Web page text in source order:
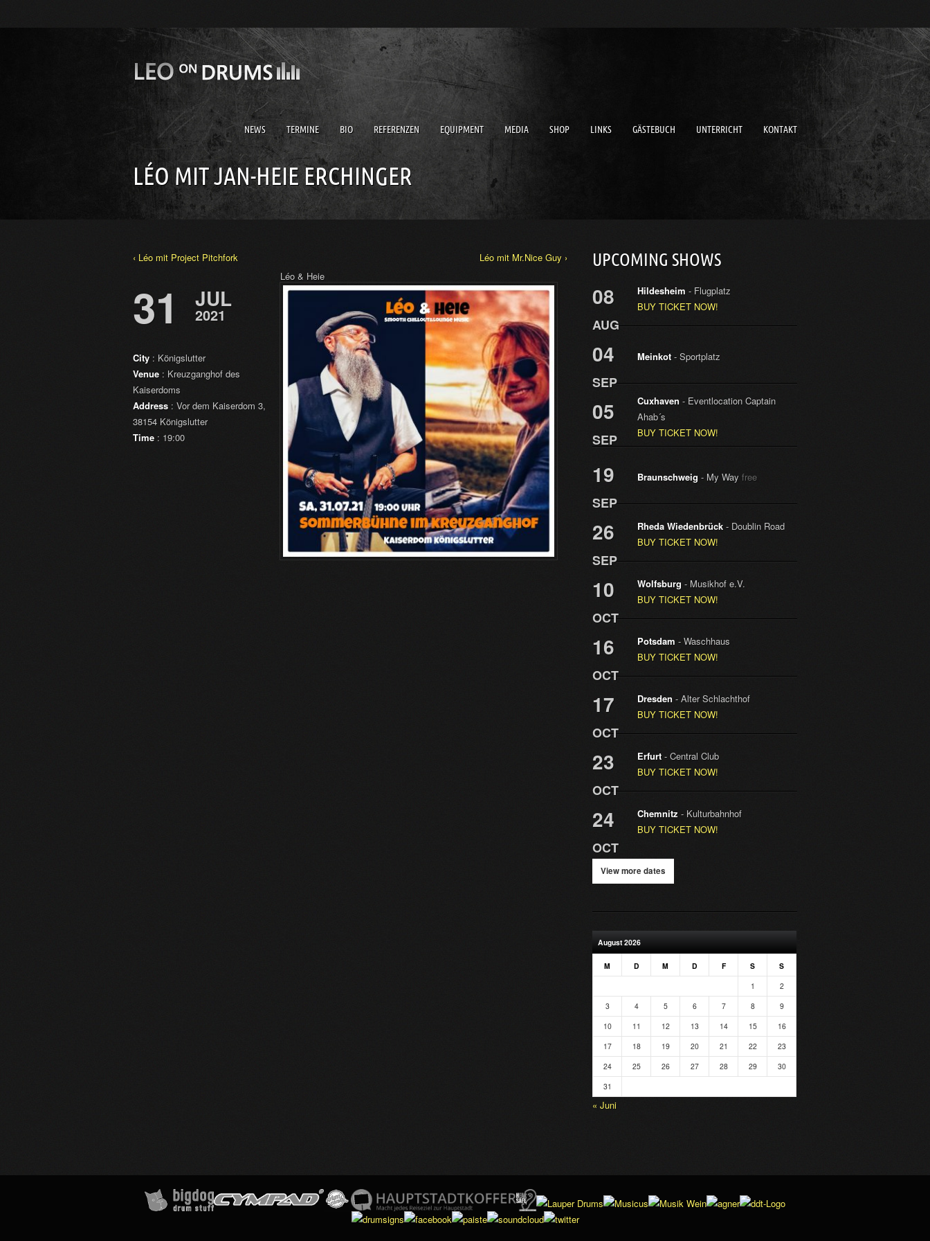
NEWS TERMINE BIO REFERENZEN EQUIPMENT MEDIA SHOP LINKS GÄSTEBUCH UNTERRICHT KONTAKT
LÉO MIT JAN-HEIE ERCHINGER
‹ Léo mit Project Pitchfork Léo mit Mr.Nice Guy ›
31 JUL
2021
City : Königslutter
Venue : Kreuzganghof des
Kaiserdoms
Address : Vor dem Kaiserdom 3,
38154 Königslutter
Time : 19:00
Léo & Heie
UPCOMING SHOWS
08
AUG
Hildesheim- Flugplatz
BUY TICKET NOW!
04
SEP
Meinkot - Sportplatz
05
SEP
Cuxhaven - Eventlocation Captain
Ahab´s
BUY TICKET NOW!
19
SEP
Braunschweig - My Wayfree
26
SEP
Rheda Wiedenbrück - Doublin Road
BUY TICKET NOW!
10
OCT
Wolfsburg - Musikhof e.V.
BUY TICKET NOW!
16
OCT
Potsdam - Waschhaus
BUY TICKET NOW!
17
OCT
Dresden - Alter Schlachthof
BUY TICKET NOW!
23
OCT
Erfurt - Central Club
BUY TICKET NOW!
24
OCT
Chemnitz - Kulturbahnhof
BUY TICKET NOW!
View more dates
August 2026
M D M D F S
S
1
2
3
4 5 6 7 8
9
10
11 12 13 14 15
16
17
18 19 20 21 22
23
24
25 26 27 28 29
30
31
« Juni